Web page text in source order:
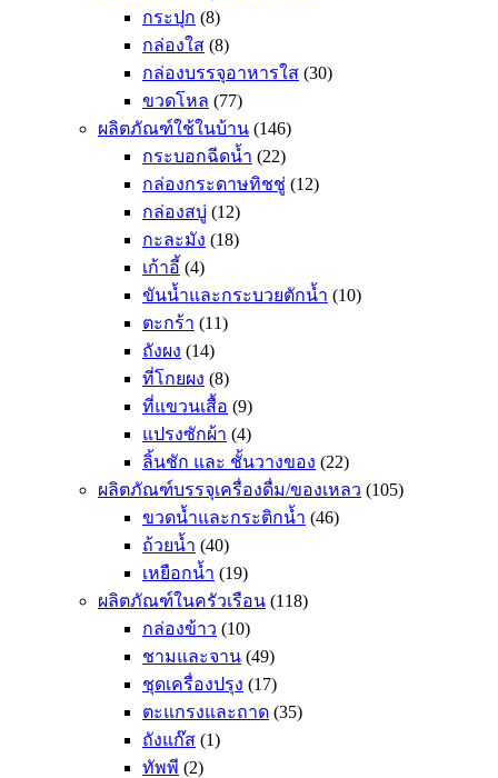
กระปุก (8)
กล่องใส (8)
กล่องบรรจุอาหารใส (30)
ขวดโหล (77)
ผลิตภัณฑ์ใช้ในบ้าน (146)
กระบอกฉีดน้ำ (22)
กล่องกระดาษทิชชู่ (12)
กล่องสบู่ (12)
กะละมัง (18)
เก้าอี้ (4)
ขันน้ำและกระบวยตักน้ำ (10)
ตะกร้า (11)
ถังผง (14)
ที่โกยผง (8)
ที่แขวนเสื้อ (9)
แปรงซักผ้า (4)
ลิ้นชัก และ ชั้นวางของ (22)
ผลิตภัณฑ์บรรจุเครื่องดื่ม/ของเหลว (105)
ขวดน้ำและกระติกน้ำ (46)
ถ้วยน้ำ (40)
เหยือกน้ำ (19)
ผลิตภัณฑ์ในครัวเรือน (118)
กล่องข้าว (10)
ชามและจาน (49)
ชุดเครื่องปรุง (17)
ตะแกรงและถาด (35)
ถังแก๊ส (1)
ทัพพี (2)